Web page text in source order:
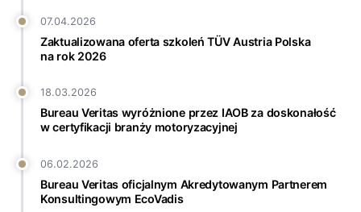
07.04.2026
Zaktualizowana oferta szkoleń TÜV Austria Polska
na rok 2026
18.03.2026
Bureau Veritas wyróżnione przez IAOB za doskonałość
w certyfikacji branży motoryzacyjnej
06.02.2026
Bureau Veritas oficjalnym Akredytowanym Partnerem
Konsultingowym EcoVadis